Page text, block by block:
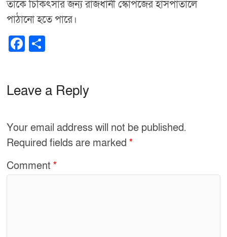
তাকে চিকিৎসার জন্য রাজধানী স্কোপজের হাসপাতালে
পাঠানো হতে পারে।
F
e
o
o
e
Leave a Reply
Your email address will not be published.
Required fields are marked*
Comment*